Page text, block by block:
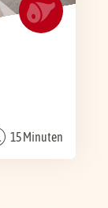
15 Minuten